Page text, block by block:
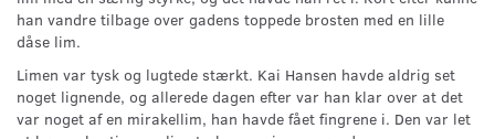
han vandre tilbage over gadens toppede brosten med en lille
dåse lim.
Limen var tysk og lugtede stærkt. Kai Hansen havde aldrig set
noget lignende, og allerede dagen efter var han klar over at det
var noget af en mirakellim, han havde fået fingrene i. Den var let